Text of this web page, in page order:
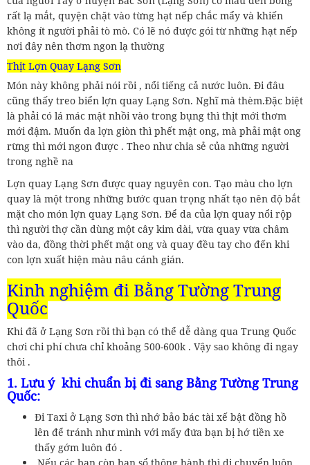
rất lạ mắt, quyện chặt vào từng hạt nếp chắc mẩy và khiến
không ít người phải tò mò. Có lẽ nó được gói từ những hạt nếp
nơi đây nên thơm ngon lạ thường
Thịt Lợn Quay Lạng Sơn
Món này không phải nói rồi , nổi tiếng cả nước luôn. Đi đâu
cũng thấy treo biển lợn quay Lạng Sơn. Nghĩ mà thèm.Đặc biệt
là phải có lá mác mật nhồi vào trong bụng thì thịt mới thơm
mới đậm. Muốn da lợn giòn thì phết mật ong, mà phải mật ong
rừng thì mới ngon được . Theo như chia sẻ của những người
trong nghề na
Lợn quay Lạng Sơn được quay nguyên con. Tạo màu cho lợn
quay là một trong những bước quan trọng nhất tạo nên độ bắt
mặt cho món lợn quay Lạng Sơn. Để da của lợn quay nổi rộp
thì người thợ cần dùng một cây kim dài, vừa quay vừa châm
vào da, đồng thời phết mật ong và quay đều tay cho đến khi
con lợn xuất hiện màu nâu cánh gián.
Kinh nghiệm đi Bằng Tường Trung
Quốc
Khi đã ở Lạng Sơn rồi thì bạn có thể dễ dàng qua Trung Quốc
chơi chi phí chưa chỉ khoảng 500-600k . Vậy sao không đi ngay
thôi .
1. Lưu ý khi chuẩn bị đi sang Bằng Tường Trung
Quốc:
Đi Taxi ở Lạng Sơn thì nhớ bảo bác tài xế bật đồng hồ
lên để tránh như mình với mấy đứa bạn bị hớ tiền xe
thấy gớm luôn đó .